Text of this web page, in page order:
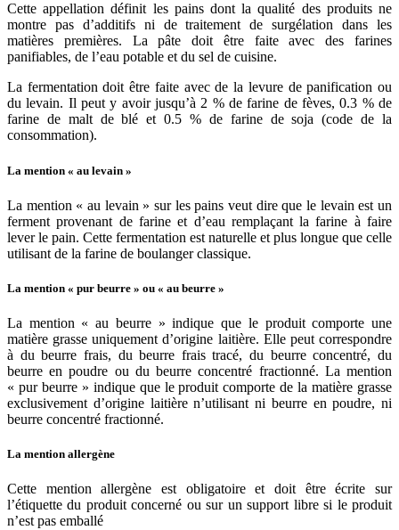
Cette appellation définit les pains dont la qualité des produits ne
montre pas d’additifs ni de traitement de surgélation dans les
matières premières. La pâte doit être faite avec des farines
panifiables, de l’eau potable et du sel de cuisine.
La fermentation doit être faite avec de la levure de panification ou
du levain. Il peut y avoir jusqu’à 2 % de farine de fèves, 0.3 % de
farine de malt de blé et 0.5 % de farine de soja (code de la
consommation).
La mention « au levain »
La mention « au levain » sur les pains veut dire que le levain est un
ferment provenant de farine et d’eau remplaçant la farine à faire
lever le pain. Cette fermentation est naturelle et plus longue que celle
utilisant de la farine de boulanger classique.
La mention « pur beurre » ou « au beurre »
La mention « au beurre » indique que le produit comporte une
matière grasse uniquement d’origine laitière. Elle peut correspondre
à du beurre frais, du beurre frais tracé, du beurre concentré, du
beurre en poudre ou du beurre concentré fractionné. La mention
« pur beurre » indique que le produit comporte de la matière grasse
exclusivement d’origine laitière n’utilisant ni beurre en poudre, ni
beurre concentré fractionné.
La mention allergène
Cette mention allergène est obligatoire et doit être écrite sur
l’étiquette du produit concerné ou sur un support libre si le produit
n’est pas emballé